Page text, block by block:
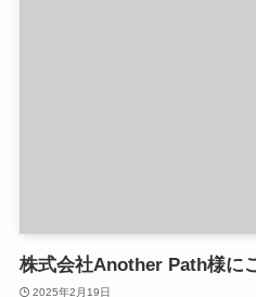
株式会社Another Path様に
2025年2月19日